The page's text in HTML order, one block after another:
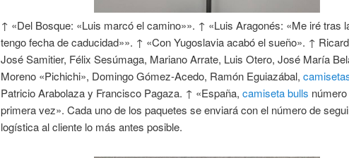
↑ «Del Bosque: «Luis marcó el camino»». ↑ «Luis Aragonés: «Me iré tras
tengo fecha de caducidad»». ↑ «Con Yugoslavia acabó el sueño». ↑
José Samitier, Félix Sesúmaga, Mariano Arrate, Luis Otero, José María
Moreno «Pichichi», Domingo Gómez-Acedo, Ramón Eguiazábal,
Patricio Arabolaza y Francisco Pagaza. ↑ «España, camiseta bulls
primera vez». Cada uno de los paquetes se enviará con el número de
logística al cliente lo más antes posible.